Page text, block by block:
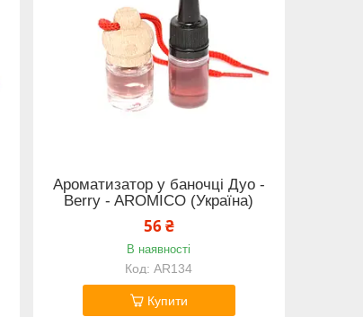
Ароматизатор у баночці Дуо -
Berry - AROMICO (Україна)
56 ₴
В наявності
AR134
Купити